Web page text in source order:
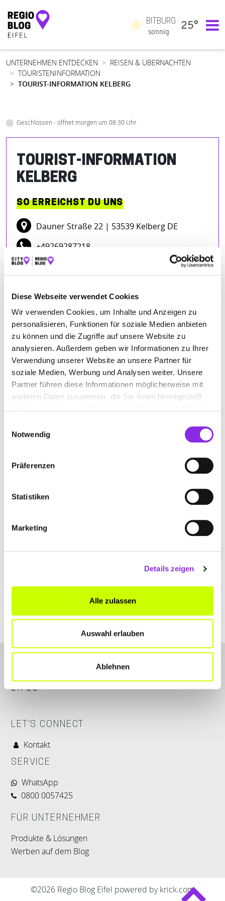
Diese Webseite verwendet Cookies
Wir verwenden Cookies, um Inhalte und Anzeigen zu
personalisieren, Funktionen für soziale Medien anbieten
zu können und die Zugriffe auf unsere Website zu
analysieren. Außerdem geben wir Informationen zu Ihrer
Verwendung unserer Website an unsere Partner für
soziale Medien, Werbung und Analysen weiter. Unsere
Partner führen diese Informationen möglicherweise mit
weiteren Daten zusammen, die Sie ihnen bereitgestellt
Notwendig
Präferenzen
Statistiken
Marketing
Details zeigen
Alle zulassen
Auswahl erlauben
Ablehnen
Hauptnavigation
BITBURG
sonnig
25°
UNTERNEHMEN ENTDECKEN
REISEN & ÜBERNACHTEN
TOURISTENINFORMATION
TOURIST-INFORMATION KELBERG
Geschlossen - öffnet morgen um 08:30 Uhr
TOURIST-INFORMATION
KELBERG
SO ERREICHST DU UNS
Dauner Straße 22 | 53539 Kelberg DE
+49269287218
www.geschichtsstrasse.de
Montag
08:30 - 16:00
Dienstag
08:30 - 16:00
Mittwoch
08:30 - 16:00
Donnerstag
08:30 - 18:00
Freitag
08:30 - 12:30
ANFAHRT
Bitte akzeptiere
, damit
LET'S CONNECT
Kontakt
SERVICE
WhatsApp
0800 0057425
FÜR UNTERNEHMER
Produkte & Lösungen
Werben auf dem Blog
©2026 Regio Blog Eifel powered by krick.com